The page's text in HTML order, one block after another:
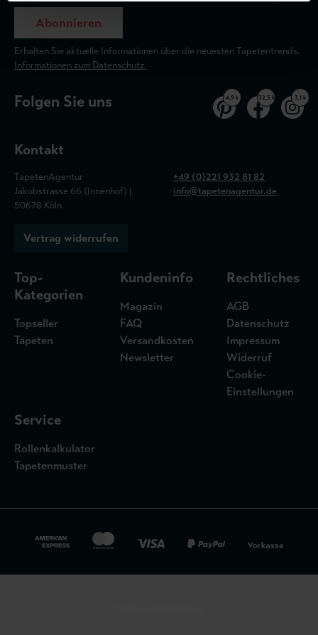
Abonnieren
Erhalten Sie aktuelle Informationen über die neuesten Tapetentrends.
Informationen zum Datenschutz.
Folgen Sie uns 4,9 k 32,5 k 3,1 k
Kontakt
TapetenAgentur
Jakobstrasse 66 (Innenhof) |
50678 Köln
+49 (0)221 932 81 82
info@tapetenagentur.de
Vertrag widerrufen
Top-
Kategorien
Topseller
Tapeten
Kundeninfo
Magazin
FAQ
Versandkosten
Newsletter
Rechtliches
AGB
Datenschutz
Impressum
Widerruf
Cookie-
Einstellungen
Service
Rollenkalkulator
Tapetenmuster